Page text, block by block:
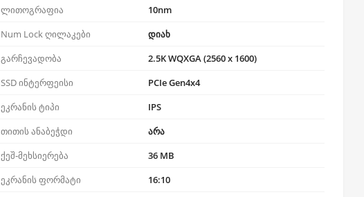
ლითოგრაფია
10nm
Num Lock ღილაკები
დიახ
გარჩევადობა
2.5K WQXGA (2560 x 1600)
SSD ინტერფეისი
PCIe Gen4x4
ეკრანის ტიპი
IPS
თითის ანაბეჭდი
არა
ქეშ-მეხსიერება
36 MB
ეკრანის ფორმატი
16:10